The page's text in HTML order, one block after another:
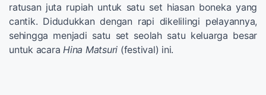
ratusan juta rupiah untuk satu set hiasan boneka yang
cantik. Didudukkan dengan rapi dikelilingi pelayannya,
sehingga menjadi satu set seolah satu keluarga besar
untuk acara Hina Matsuri (festival) ini.